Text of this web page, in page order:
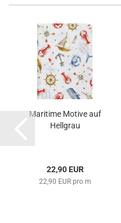
Maritime Motive auf
Hellgrau
22,90 EUR
22,90 EUR pro m